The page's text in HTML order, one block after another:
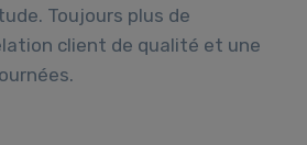
Toujours plus de
client de qualité et une